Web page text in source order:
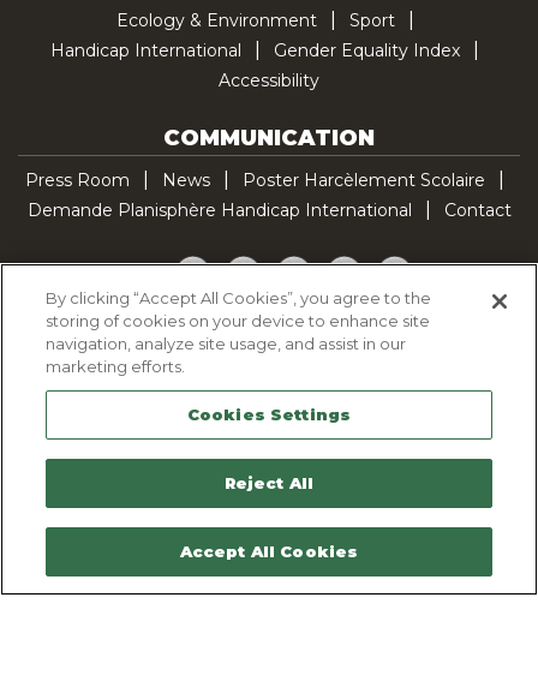
Ecology & Environment
Sport
Handicap International
Gender Equality Index
Accessibility
COMMUNICATION
Press Room News
Poster Harcèlement Scolaire
Demande Planisphère Handicap International
Contact
Facebook
TwitterYouTubePinterestTikTok
Cookie Policy
Legal Notice
Sitemap
Contactez-nous
By clicking “Accept All Cookies”, you agree to the
storing of cookies on your device to enhance site
navigation, analyze site usage, and assist in our
marketing efforts.
Cookies Settings
Reject All
Accept All Cookies